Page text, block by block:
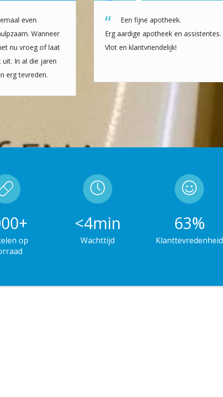
even
Wanneer
nu vroeg of laat
In al die jaren
erg tevreden.
Een fijne apotheek.
Erg aardige apotheek en assistentes.
Vlot en klantvriendelijk!
+
op
<5min
Wachttijd
86%
Klanttevredenheid